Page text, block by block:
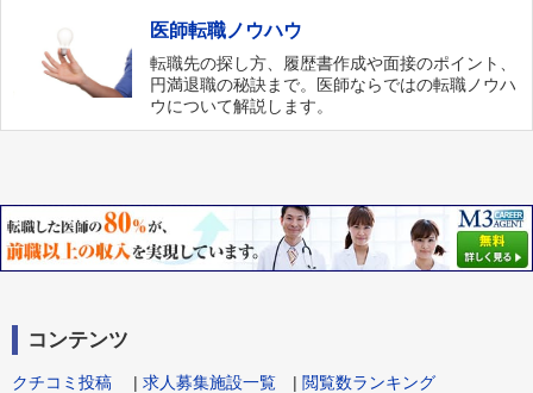
医師転職ノウハウ
転職先の探し方、履歴書作成や面接のポイント、
円満退職の秘訣まで。医師ならではの転職ノウハ
ウについて解説します。
コンテンツ
クチコミ投稿 | 求人募集施設一覧 | 閲覧数ランキング